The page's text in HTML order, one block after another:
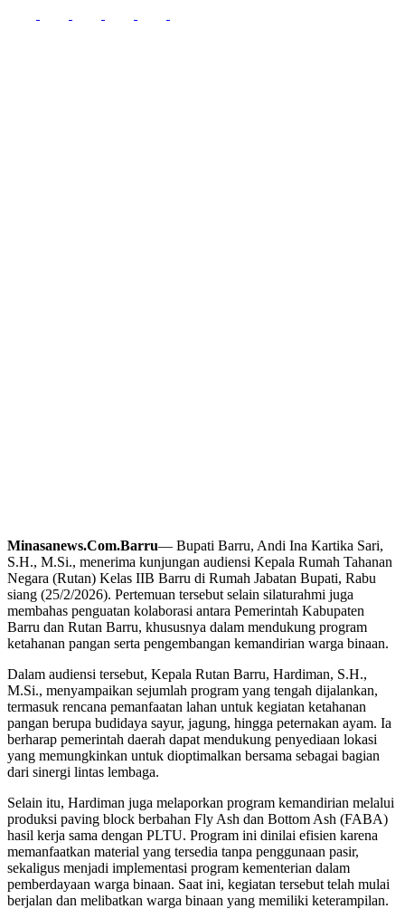
Minasanews.Com.Barru— Bupati Barru, Andi Ina Kartika Sari,
S.H., M.Si., menerima kunjungan audiensi Kepala Rumah Tahanan
Negara (Rutan) Kelas IIB Barru di Rumah Jabatan Bupati, Rabu
siang (25/2/2026). Pertemuan tersebut selain silaturahmi juga
membahas penguatan kolaborasi antara Pemerintah Kabupaten
Barru dan Rutan Barru, khususnya dalam mendukung program
ketahanan pangan serta pengembangan kemandirian warga binaan.
Dalam audiensi tersebut, Kepala Rutan Barru, Hardiman, S.H.,
M.Si., menyampaikan sejumlah program yang tengah dijalankan,
termasuk rencana pemanfaatan lahan untuk kegiatan ketahanan
pangan berupa budidaya sayur, jagung, hingga peternakan ayam. Ia
berharap pemerintah daerah dapat mendukung penyediaan lokasi
yang memungkinkan untuk dioptimalkan bersama sebagai bagian
dari sinergi lintas lembaga.
Selain itu, Hardiman juga melaporkan program kemandirian melalui
produksi paving block berbahan Fly Ash dan Bottom Ash (FABA)
hasil kerja sama dengan PLTU. Program ini dinilai efisien karena
memanfaatkan material yang tersedia tanpa penggunaan pasir,
sekaligus menjadi implementasi program kementerian dalam
pemberdayaan warga binaan. Saat ini, kegiatan tersebut telah mulai
berjalan dan melibatkan warga binaan yang memiliki keterampilan.